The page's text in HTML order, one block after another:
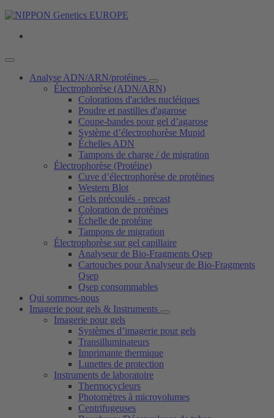
Analyse ADN/ARN/protéines
Électrophorèse (ADN/ARN)
Colorations d'acides nucléiques
Poudre et pastilles d'agarose
Coupe-bandes pour gel d’agarose
Système d’électrophorèse Mupid
Échelles ADN
Tampons de charge / de migration
Électrophorèse (Protéine)
Cuve d’électrophorèse de protéines
Western Blot
Gels précoulés - precast
Coloration de protéines
Échelle de protéine
Tampons de migration
Électrophorèse sur gel capillaire
Analyseur de Bio-Fragments Qsep
Cartouches pour Analyseur de Bio-Fragments
Qsep
Qsep consommables
Qui sommes-nous
Imagerie pour gels & Instruments
Imagerie pour gels
Systèmes d’imagerie pour gels
Transilluminateurs
Imprimante thermique
Lunettes de protection
Instruments de laboratoire
Thermocycleurs
Photomètres à microvolumes
Centrifugeuses